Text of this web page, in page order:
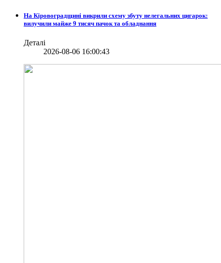
На Кіровоградщині викрили схему збуту нелегальних цигарок:
вилучили майже 9 тисяч пачок та обладнання
Деталі
2026-08-06 16:00:43